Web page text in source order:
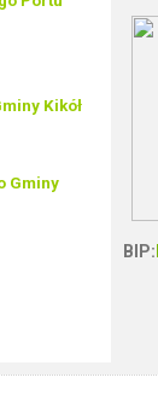
Kikół
Gminy
BIP: